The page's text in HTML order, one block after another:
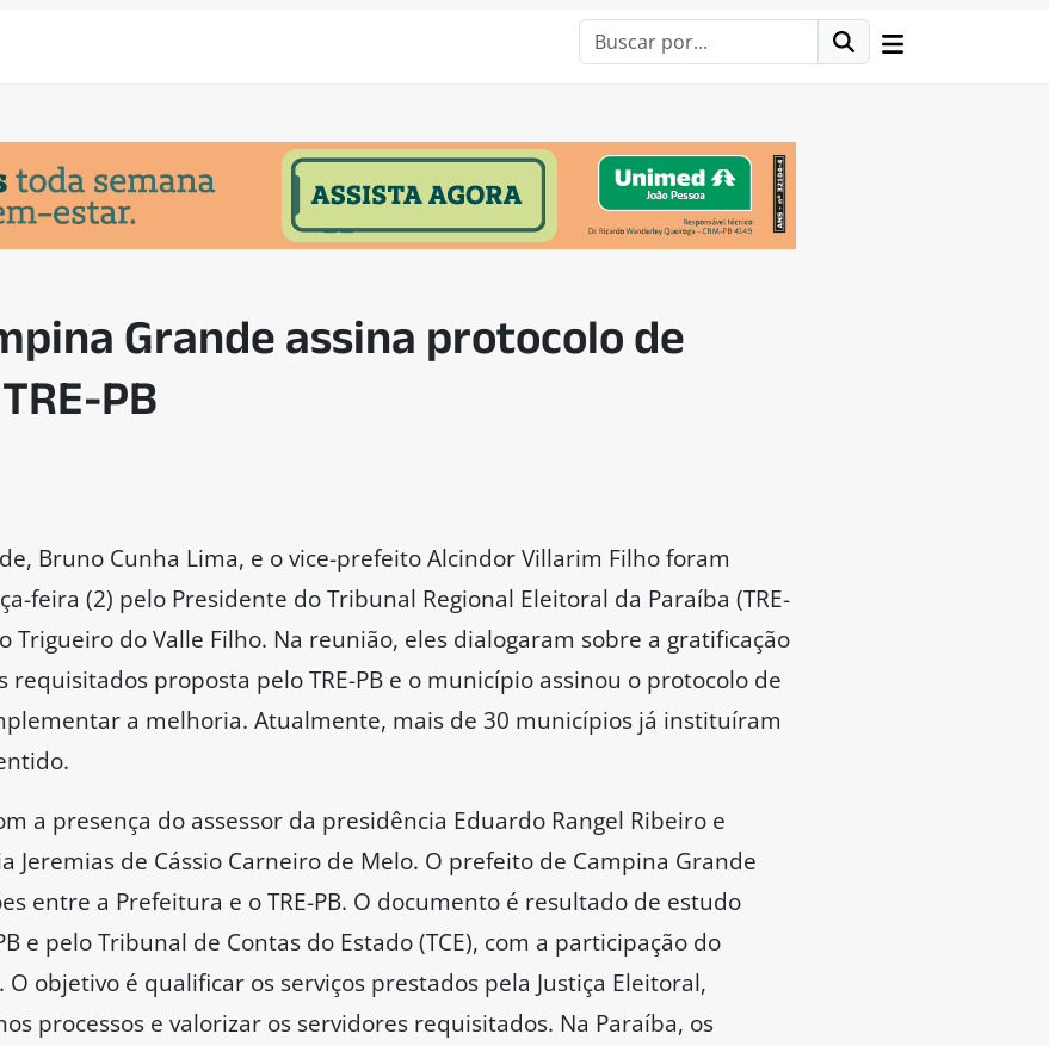
Grande assina protocolo de
PB
Bruno Cunha Lima, e o vice-prefeito Alcindor Villarim Filho foram
feira (2) pelo Presidente do Tribunal Regional Eleitoral da Paraíba (TRE-
Trigueiro do Valle Filho. Na reunião, eles dialogaram sobre a gratificação
requisitados proposta pelo TRE-PB e o município assinou o protocolo de
a melhoria. Atualmente, mais de 30 municípios já instituíram
a presença do assessor da presidência Eduardo Rangel Ribeiro e
Jeremias de Cássio Carneiro de Melo. O prefeito de Campina Grande
entre a Prefeitura e o TRE-PB. O documento é resultado de estudo
e pelo Tribunal de Contas do Estado (TCE), com a participação do
objetivo é qualificar os serviços prestados pela Justiça Eleitoral,
processos e valorizar os servidores requisitados. Na Paraíba, os